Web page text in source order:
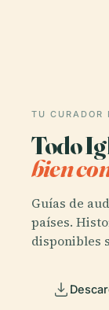
TU CURADOR
Todo
bien
Guías de
países.
disponibles